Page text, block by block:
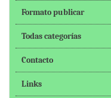
Formato publicar
Todas categorías
Contacto
Links